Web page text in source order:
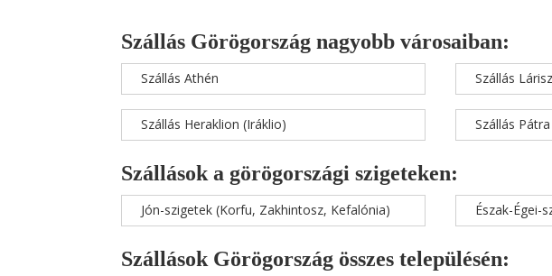
Szállás Görögország nagyobb városaiban:
Szállás Athén
Szállás Heraklion (Iráklio)
Szállás
Szállás Pátra
Szállások a görögországi szigeteken:
Jón-szigetek (Korfu, Zakhintosz, Kefalónia) Észak-Égei-
Szállások Görögország összes településén: